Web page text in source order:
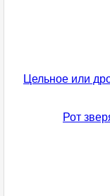
Цельное или
Рот